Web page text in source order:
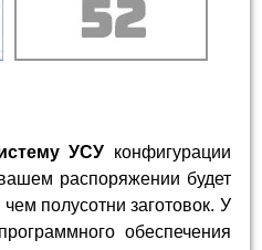
УСУ конфигурации
распоряжении будет
полусотни заготовок. У
обеспечения